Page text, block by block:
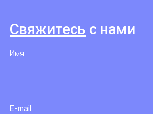
Свяжитесь с нами
Имя
E-mail